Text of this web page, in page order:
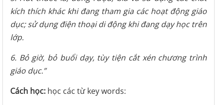
kích thích khác khi đang tham gia các hoạt động giáo
dục; sử dụng điện thoại di động khi đang dạy học trên
lớp.
6. Bỏ giờ, bỏ buổi dạy, tùy tiện cắt xén chương trình
giáo dục.”
Cách học: học các từ key words: